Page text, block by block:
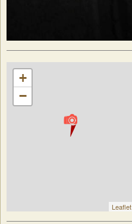
+
−
Leaflet